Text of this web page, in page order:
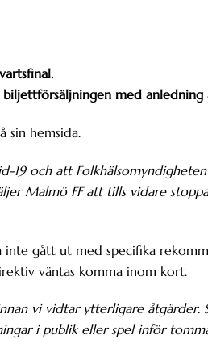
med anledning
sin hemsida.
19 och att
Malmö FF att tills vidare
inte gått ut med specifika
väntas komma inom kort.
vi vidtar ytterligare
i publik eller spel inför